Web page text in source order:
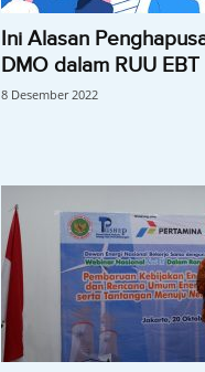
Ini Alasan
DMO dalam RUU
8 Desember 2022